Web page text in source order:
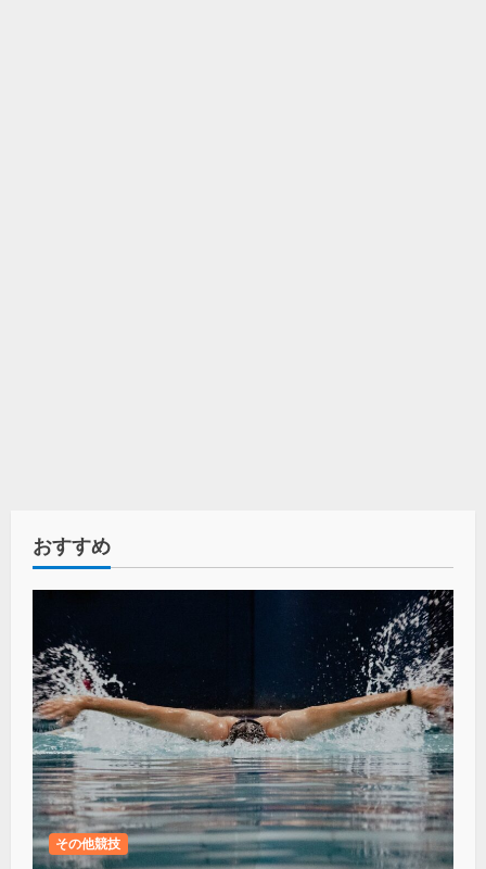
おすすめ
その他競技